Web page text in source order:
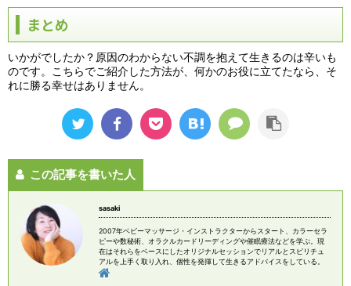
まとめ
いかがでしたか？原因のわからない不調を抱えて生きるのは辛いも
のです。こちらでご紹介した方法が、何かのお役に立てたなら、そ
れに勝る幸せはありません。
この記事を書いた人
sasaki
2007年ベビーマッサージ・インストラクターからスタート、カラーセラ
ピーや数秘術、オラクルカードリーディングや催眠療法などを学ぶ。現
在はそれらをベースにしたオリジナルセッションでリアルとスピリチュ
アルを上手く取り入れ、個性を発揮して生きるアドバイスをしている。